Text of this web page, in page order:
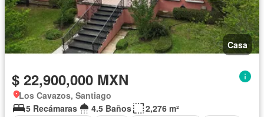
Casa
$ 22,900,000 MXN
Los Cavazos, Santiago
5 Recámaras
4.5 Baños
2,276 m²